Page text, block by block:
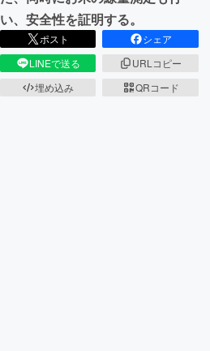
い、安全性を証明する。
ポスト
シェア
LINEで送る
URLコピー
埋め込み
QRコード